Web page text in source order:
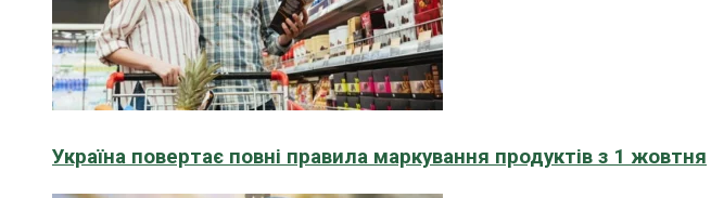
Україна повертає повні правила маркування продуктів з 1 жовтня